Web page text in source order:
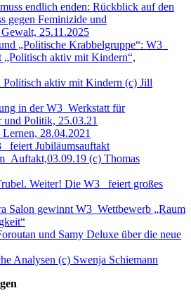
endlich enden: Rückblick auf den
gegen Feminizide und
Gewalt, 25.11.2025
„Politische Krabbelgruppe“: W3_
„Politisch aktiv mit Kindern“,
Politisch aktiv mit Kindern (c) Jill
in der W3_Werkstatt für
und Politik, 25.03.21
28.04.2021
feiert Jubiläumsauftakt
(c) Thomas
Weiter! Die W3_ feiert großes
Salon gewinnt W3_Wettbewerb „Raum
und Samy Deluxe über die neue
Analysen (c) Swenja Schiemann